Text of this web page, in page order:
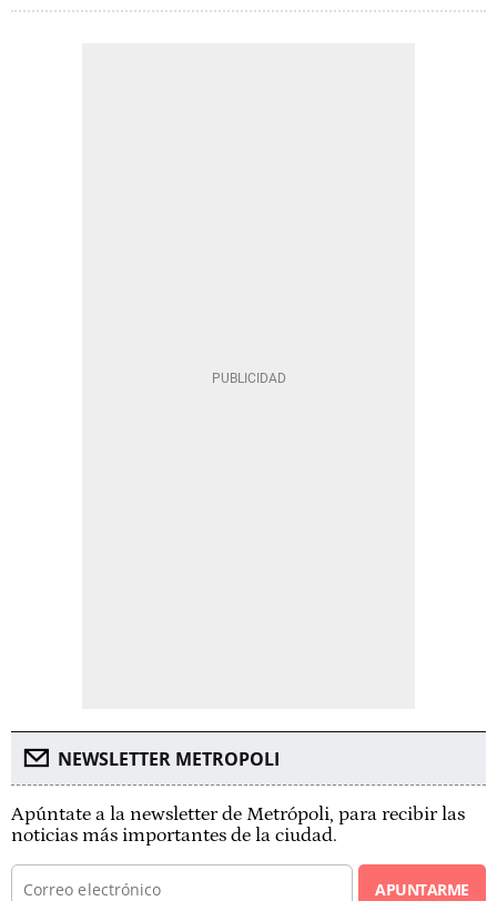
NEWSLETTER METROPOLI
Apúntate a la newsletter de Metrópoli, para recibir las
noticias más importantes de la ciudad.
APUNTARME